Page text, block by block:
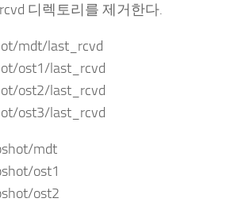
디렉토리를 제거한다.
mdt/last_rcvd
ost1/last_rcvd
ost2/last_rcvd
ost3/last_rcvd
mdt
ost1
ost2